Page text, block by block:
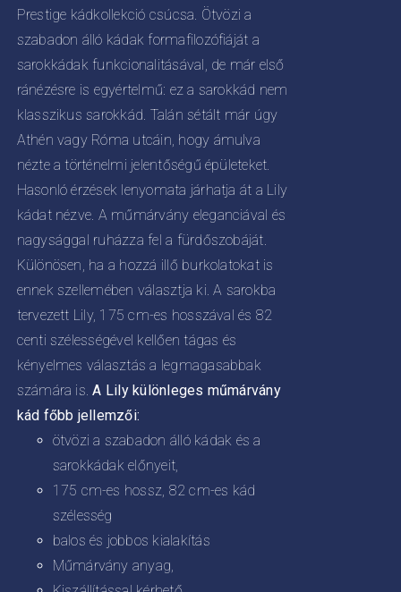
Prestige kádkollekció csúcsa. Ötvözi a
szabadon álló kádak formafilozófiáját a
sarokkádak funkcionalitásával, de már első
ránézésre is egyértelmű: ez a sarokkád nem
klasszikus sarokkád. Talán sétált már úgy
Athén vagy Róma utcáin, hogy ámulva
nézte a történelmi jelentőségű épületeket.
Hasonló érzések lenyomata járhatja át a Lily
kádat nézve. A műmárvány eleganciával és
nagysággal ruházza fel a fürdőszobáját.
Különösen, ha a hozzá illő burkolatokat is
ennek szellemében választja ki. A sarokba
tervezett Lily, 175 cm-es hosszával és 82
centi szélességével kellően tágas és
kényelmes választás a legmagasabbak
számára is.A Lily különleges műmárvány
kád főbb jellemzői:
ötvözi a szabadon álló kádak és a
sarokkádak előnyeit,
175 cm-es hossz, 82 cm-es kád
szélesség
balos és jobbos kialakítás
Műmárvány anyag,